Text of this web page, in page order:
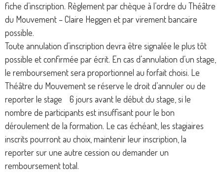
fiche d’inscription. Règlement par chèque à l’ordre du Théâtre
du Mouvement – Claire Heggen et par virement bancaire
possible.
Toute annulation d’inscription devra être signalée le plus tôt
possible et confirmée par écrit. En cas d’annulation d’un stage,
le remboursement sera proportionnel au forfait choisi. Le
Théâtre du Mouvement se réserve le droit d’annuler ou de
reporter le stage 6 jours avant le début du stage, si le
nombre de participants est insuffisant pour le bon
déroulement de la formation. Le cas échéant, les stagiaires
inscrits pourront au choix, maintenir leur inscription, la
reporter sur une autre cession ou demander un
remboursement total.